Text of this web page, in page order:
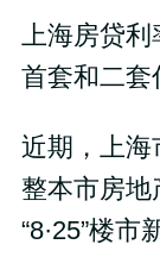
上海房贷利
首套和二套
近期，上海
整本市房
“8·25”楼